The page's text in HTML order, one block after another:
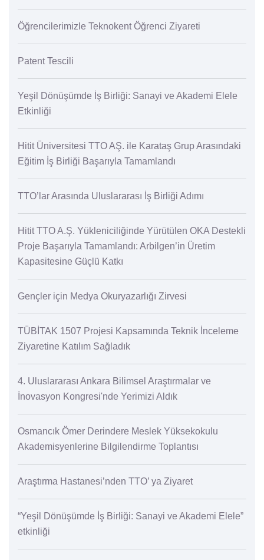
Öğrencilerimizle Teknokent Öğrenci Ziyareti
Patent Tescili
Yeşil Dönüşümde İş Birliği: Sanayi ve Akademi Elele
Etkinliği
Hitit Üniversitesi TTO AŞ. ile Karataş Grup Arasındaki
Eğitim İş Birliği Başarıyla Tamamlandı
TTO’lar Arasında Uluslararası İş Birliği Adımı
Hitit TTO A.Ş. Yükleniciliğinde Yürütülen OKA Destekli
Proje Başarıyla Tamamlandı: Arbilgen’in Üretim
Kapasitesine Güçlü Katkı
Gençler için Medya Okuryazarlığı Zirvesi
TÜBİTAK 1507 Projesi Kapsamında Teknik İnceleme
Ziyaretine Katılım Sağladık
4. Uluslararası Ankara Bilimsel Araştırmalar ve
İnovasyon Kongresi'nde Yerimizi Aldık
Osmancık Ömer Derindere Meslek Yüksekokulu
Akademisyenlerine Bilgilendirme Toplantısı
Araştırma Hastanesi’nden TTO’ ya Ziyaret
“Yeşil Dönüşümde İş Birliği: Sanayi ve Akademi Elele”
etkinliği